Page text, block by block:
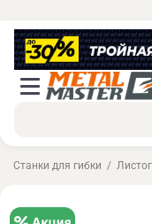
Станки для гибки